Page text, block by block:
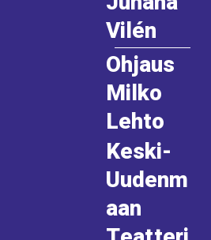
Vilén
Ohjaus
Milko
Lehto
Keski-
Uudenm
aan